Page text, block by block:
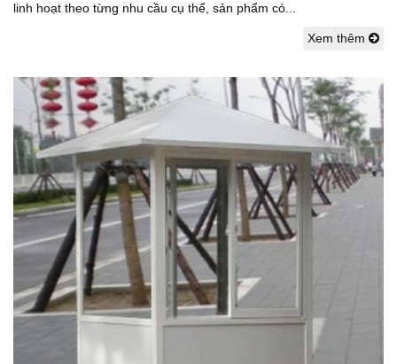
linh hoạt theo từng nhu cầu cụ thể, sản phẩm có...
Xem thêm